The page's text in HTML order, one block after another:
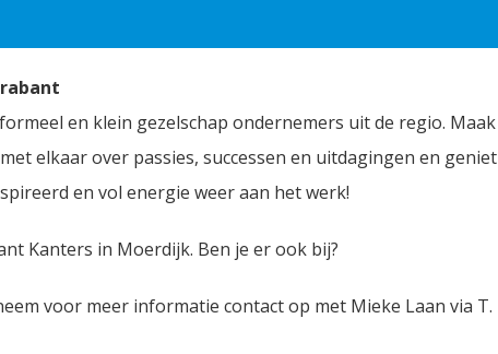
en klein gezelschap ondernemers uit de regio. Maak
elkaar over passies, successen en uitdagingen en geniet
en vol energie weer aan het werk!
Kanters in Moerdijk. Ben je er ook bij?
voor meer informatie contact op met Mieke Laan via T.